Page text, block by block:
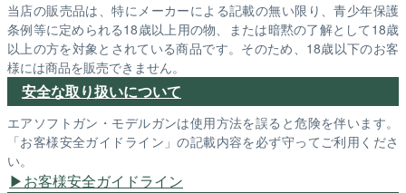
当店の販売品は、特にメーカーによる記載の無い限り、青少年保護
条例等に定められる18歳以上用の物、または暗黙の了解として18歳
以上の方を対象とされている商品です。そのため、18歳以下のお客
様には商品を販売できません。
安全な取り扱いについて
エアソフトガン・モデルガンは使用方法を誤ると危険を伴います。
「お客様安全ガイドライン」の記載内容を必ず守ってご利用くださ
い。
お客様安全ガイドライン